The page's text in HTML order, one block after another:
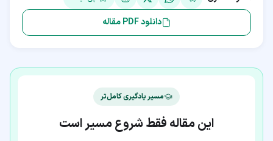
دانلود PDF مقاله
مسیر یادگیری کامل‌تر
این مقاله فقط شروع مسیر است